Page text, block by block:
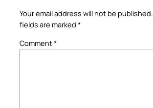
Your email address will not be published.
fields are marked *
Comment*